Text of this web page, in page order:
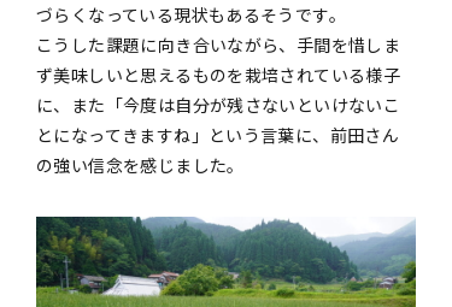
づらくなっている現状もあるそうです。
こうした課題に向き合いながら、手間を惜しま
ず美味しいと思えるものを栽培されている様子
に、また「今度は自分が残さないといけないこ
とになってきますね」という言葉に、前田さん
の強い信念を感じました。